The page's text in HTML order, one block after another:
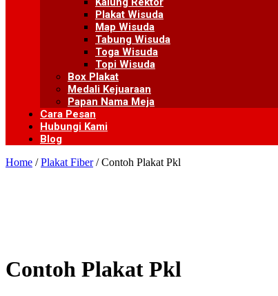
Plakat Wisuda
Map Wisuda
Tabung Wisuda
Toga Wisuda
Topi Wisuda
Box Plakat
Medali Kejuaraan
Papan Nama Meja
Cara Pesan
Hubungi Kami
Blog
Home /Plakat Fiber/ Contoh Plakat Pkl
Contoh Plakat Pkl